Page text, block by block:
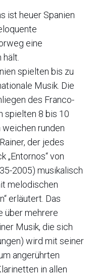
ist heuer Spanien
eine
spielten bis zu
Musik. Die
des Franco-
spielten 8 bis 10
weichen runden
der jedes
„Entornos“ von
2005) musikalisch
melodischen
erläutert. Das
über mehrere
Musik, die sich
wird mit seiner
angerührten
in allen